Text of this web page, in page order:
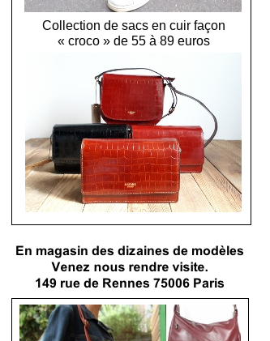
Collection de sacs en cuir façon
« croco » de 55 à 89 euros